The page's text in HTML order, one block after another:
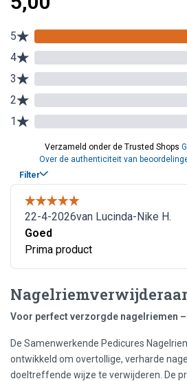
Nagelriemverwijderaar
Voor perfect verzorgde nagelriemen
De Samenwerkende Pedicures
ontwikkeld om overtollige, verharde
doeltreffende wijze te verwijderen. De